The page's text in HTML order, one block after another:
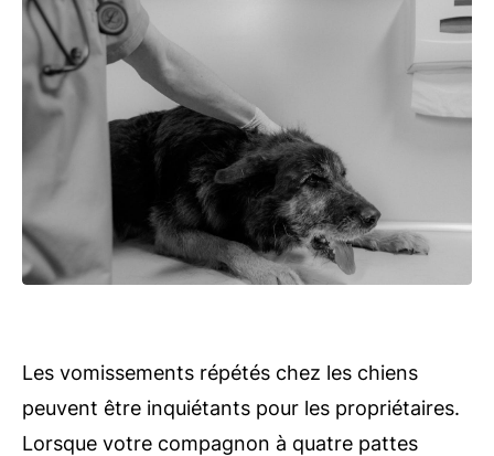
Les vomissements répétés chez les chiens
peuvent être inquiétants pour les propriétaires.
Lorsque votre compagnon à quatre pattes